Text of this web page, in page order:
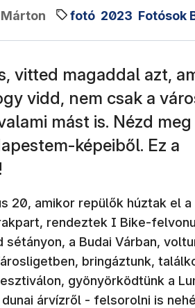
fotó 2023 Fotósok
vitted magaddal azt,
vidd, nem csak a
mást is. Nézd
képeiből. Ez a
20, amikor repülők húztak el
rendeztek I Bike-
a Budai Várban,
bringáztunk,
gyönyörködtünk a
árvízről - felsorolni is